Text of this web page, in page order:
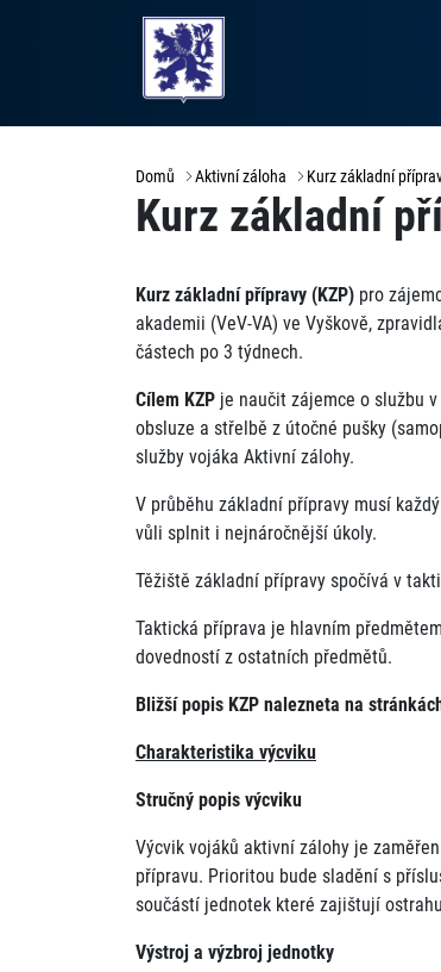
Domů Aktivní záloha Kurz základní
Kurz základní
Kurz základní přípravy (KZP) pro
akademii (VeV-VA) ve Vyškově,
částech po 3 týdnech.
Cílem KZP je naučit zájemce o službu
obsluze a střelbě z útočné pušky
služby vojáka Aktivní zálohy.
V průběhu základní přípravy musí
vůli splnit i nejnáročnější úkoly.
Těžiště základní přípravy spočívá v
Taktická příprava je hlavním
dovedností z ostatních předmětů.
Bližší popis KZP nalezneta na
Charakteristika výcviku
Stručný popis výcviku
Výcvik vojáků aktivní zálohy je
přípravu. Prioritou bude sladění s
součástí jednotek které zajištují
Výstroj a výzbroj jednotky